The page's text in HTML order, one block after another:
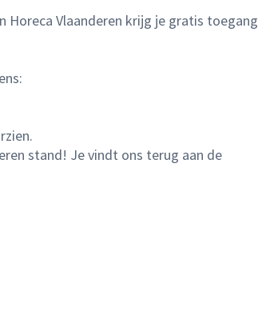
Horeca Vlaanderen krijg je gratis toegang
stand! Je vindt ons terug aan de